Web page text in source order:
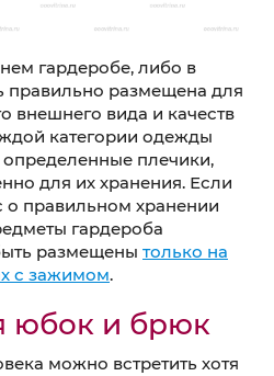
гардеробе, либо в
правильно размещена для
внешнего вида и качеств
категории одежды
определенные плечики,
для их хранения. Если
о правильном хранении
гардероба
размещены только на
с зажимом.
юбок и брюк
можно встретить хотя